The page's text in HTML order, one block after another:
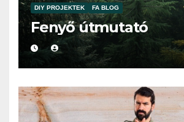
DIY PROJEKTEK FA BLOG
Fenyő útmutató